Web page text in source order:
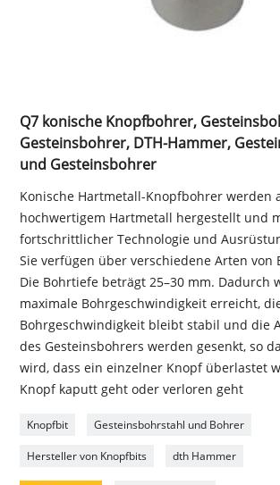
Q7 konische Knopfbohrer,
Gesteinsbohrer, DTH-Hammer,
und Gesteinsbohrer
Konische Hartmetall-Knopfbohrer werden
hochwertigem Hartmetall hergestellt und
fortschrittlicher Technologie und
Sie verfügen über verschiedene Arten von
Die Bohrtiefe beträgt 25–30 mm. Dadurch
maximale Bohrgeschwindigkeit erreicht,
Bohrgeschwindigkeit bleibt stabil und die
des Gesteinsbohrers werden gesenkt, so
wird, dass ein einzelner Knopf überlastet
Knopf kaputt geht oder verloren geht
Knopfbit Gesteinsbohrstahl und Bohrer
Hersteller von Knopfbits dth Hammer